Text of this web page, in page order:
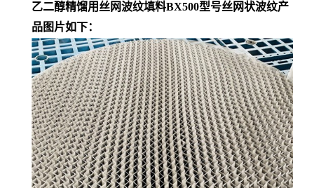
乙二醇精馏用丝网波纹填料BX500型号丝网状波纹产
品图片如下：